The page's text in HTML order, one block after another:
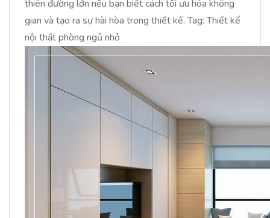
thiên đường lớn nếu bạn biết cách tối ưu hóa không
gian và tạo ra sự hài hòa trong thiết kế. Tag: Thiết kế
nội thất phòng ngủ nhỏ